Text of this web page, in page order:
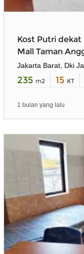
Kost Putri dekat
Mall Taman
Jakarta Barat, Dki
235 m2 15 KT
1 bulan yang lalu